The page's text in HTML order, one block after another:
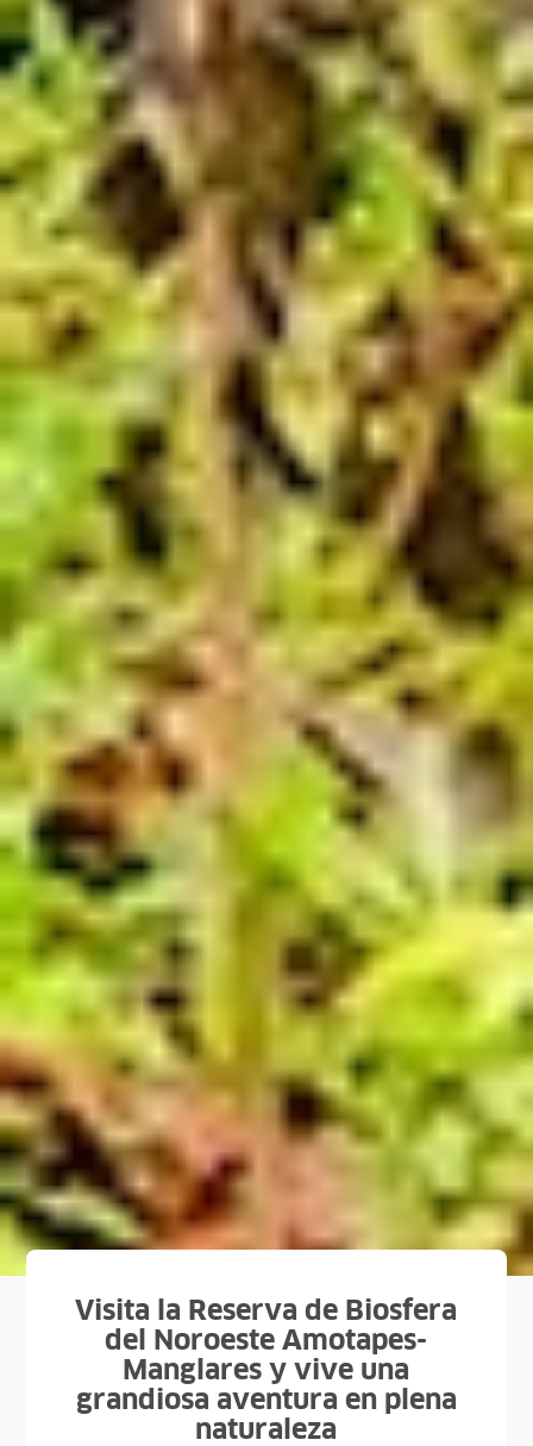
Visita la Reserva de Biosfera
del Noroeste Amotapes-
Manglares y vive una
grandiosa aventura en plena
naturaleza